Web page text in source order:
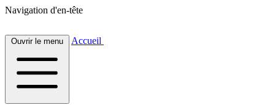
Navigation d'en-tête
Ouvrir le menu Accueil